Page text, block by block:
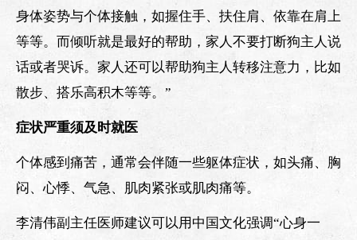
身体姿势与个体接触，如握住手、扶住肩、依靠在肩上
等等。而倾听就是最好的帮助，家人不要打断狗主人说
话或者哭诉。家人还可以帮助狗主人转移注意力，比如
散步、搭乐高积木等等。”
症状严重须及时就医
个体感到痛苦，通常会伴随一些躯体症状，如头痛、胸
闷、心悸、气急、肌肉紧张或肌肉痛等。
李清伟副主任医师建议可以用中国文化强调“心身一